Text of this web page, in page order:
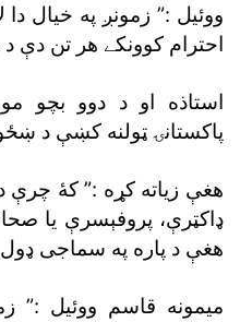
ووئيل :” زمونږ په خيال
احترام کوونکے هر تن دې
استاذه او د دوو بچو
پاکستانۍ ټولنه کښې د
هغې زياته کړه :” کۀ چرې
ډاکټرې، پروفېسرې يا
هغې د پاره په سماجى
ميمونه قاسم ووئيل :”